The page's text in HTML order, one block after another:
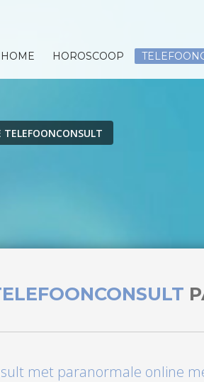
HOME HOROSCOOP
TELEFOONCONSULT
met paranormale online